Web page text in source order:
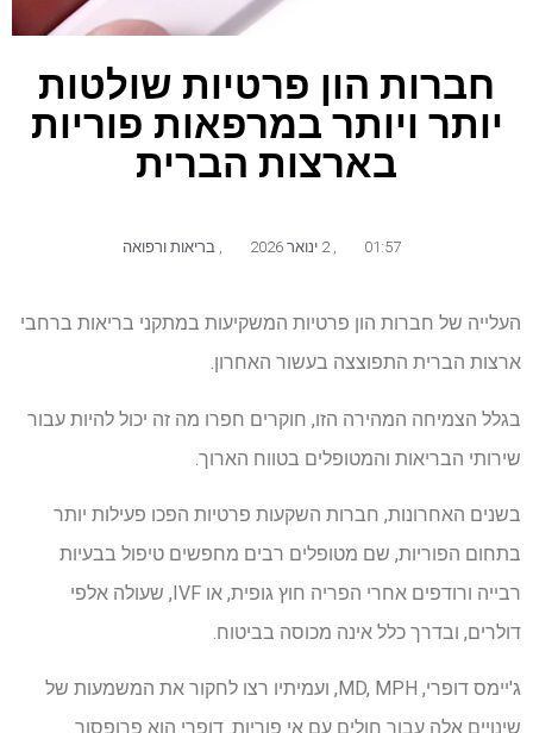
חברות הון פרטיות שולטות
יותר ויותר במרפאות פוריות
בארצות הברית
01:57 בריאות ורפואה
העלייה של חברות הון פרטיות המשקיעות במתקני בריאות ברחבי
ארצות הברית התפוצצה בעשור האחרון.
בגלל הצמיחה המהירה הזו, חוקרים חפרו מה זה יכול להיות עבור
שירותי הבריאות והמטופלים בטווח הארוך.
בשנים האחרונות, חברות השקעות פרטיות הפכו פעילות יותר
בתחום הפוריות, שם מטופלים רבים מחפשים טיפול בבעיות
רבייה ורודפים אחרי הפריה חוץ גופית, או IVF, שעולה אלפי
דולרים, ובדרך כלל אינה מכוסה בביטוח.
ג'יימס דופרי, MD, MPH, ועמיתיו רצו לחקור את המשמעות של
שינויים אלה עבור חולים עם אי פוריות. דופרי הוא פרופסור